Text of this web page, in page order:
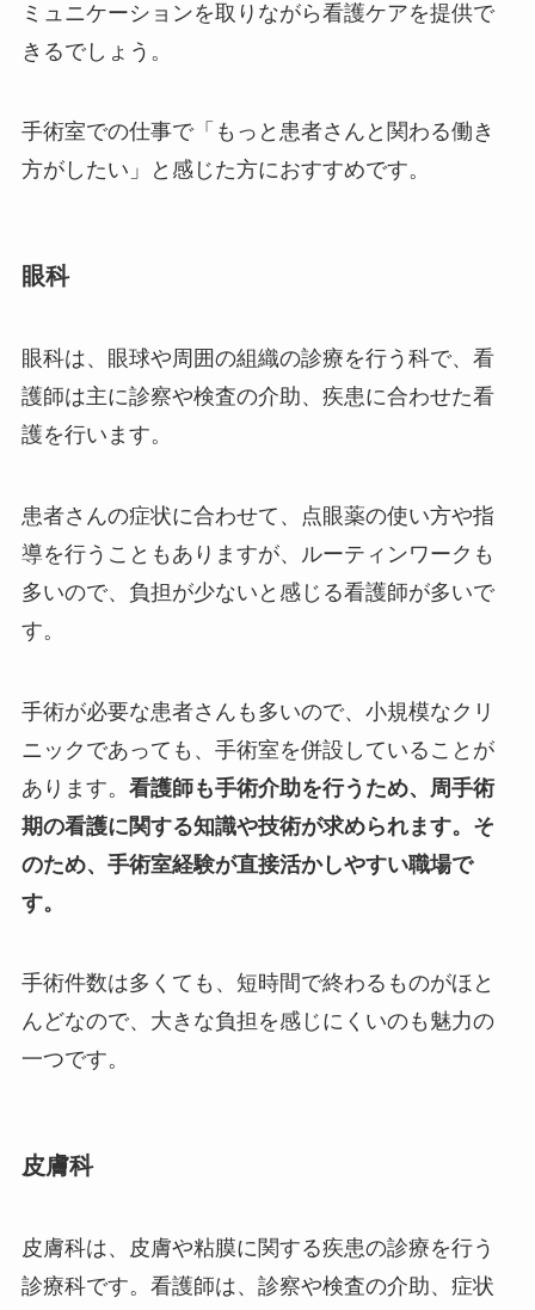
ミュニケーションを取りながら看護ケアを提供で
きるでしょう。
手術室での仕事で「もっと患者さんと関わる働き
方がしたい」と感じた方におすすめです。
眼科
眼科は、眼球や周囲の組織の診療を行う科で、看
護師は主に診察や検査の介助、疾患に合わせた看
護を行います。
患者さんの症状に合わせて、点眼薬の使い方や指
導を行うこともありますが、ルーティンワークも
多いので、負担が少ないと感じる看護師が多いで
す。
手術が必要な患者さんも多いので、小規模なクリ
ニックであっても、手術室を併設していることが
あります。 看護師も手術介助を行うため、周手術
期の看護に関する知識や技術が求められます。そ
のため、手術室経験が直接活かしやすい職場で
す。
手術件数は多くても、短時間で終わるものがほと
んどなので、大きな負担を感じにくいのも魅力の
一つです。
皮膚科
皮膚科は、皮膚や粘膜に関する疾患の診療を行う
診療科です。看護師は、診察や検査の介助、症状